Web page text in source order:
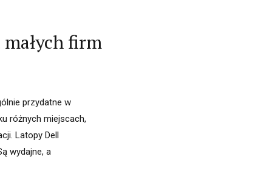
firm
przydatne w
różnych miejscach,
Latopy Dell
wydajne, a